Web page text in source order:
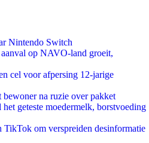
Nintendo Switch
op NAVO-land groeit,
cel voor afpersing 12-jarige
bewoner na ruzie over pakket
geteste moedermelk, borstvoeding
TikTok om verspreiden desinformatie